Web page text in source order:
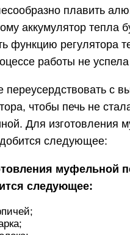
плавить
аккумулятор тепла
функцию регулятора
работы не
переусердствовать с
чтобы печь не
Для изготовления
следующее:
муфельной
следующее: